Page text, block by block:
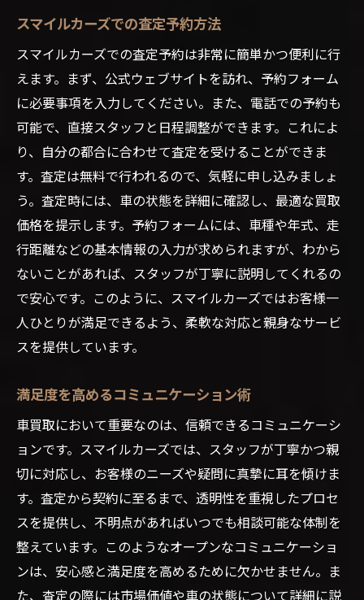
スマイルカーズでの査定予約方法
スマイルカーズでの査定予約は非常に簡単かつ便利に行
えます。まず、公式ウェブサイトを訪れ、予約フォーム
に必要事項を入力してください。また、電話での予約も
可能で、直接スタッフと日程調整ができます。これによ
り、自分の都合に合わせて査定を受けることができま
す。査定は無料で行われるので、気軽に申し込みましょ
う。査定時には、車の状態を詳細に確認し、最適な買取
価格を提示します。予約フォームには、車種や年式、走
行距離などの基本情報の入力が求められますが、わから
ないことがあれば、スタッフが丁寧に説明してくれるの
で安心です。このように、スマイルカーズではお客様一
人ひとりが満足できるよう、柔軟な対応と親身なサービ
スを提供しています。
満足度を高めるコミュニケーション術
車買取において重要なのは、信頼できるコミュニケーシ
ョンです。スマイルカーズでは、スタッフが丁寧かつ親
切に対応し、お客様のニーズや疑問に真摯に耳を傾けま
す。査定から契約に至るまで、透明性を重視したプロセ
スを提供し、不明点があればいつでも相談可能な体制を
整えています。このようなオープンなコミュニケーショ
ンは、安心感と満足度を高めるために欠かせません。ま
た、査定の際には市場価値や車の状態について詳細に説